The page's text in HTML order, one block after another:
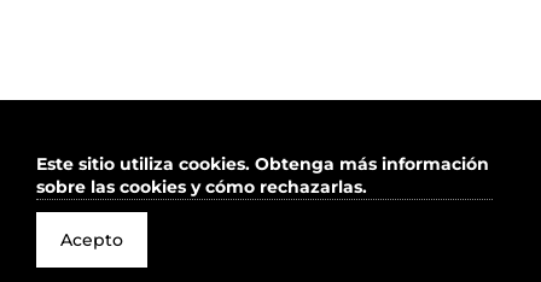
2026 Todos los derechos reservados
Este sitio utiliza cookies. Obtenga más información
sobre las cookies y cómo rechazarlas.
Acepto